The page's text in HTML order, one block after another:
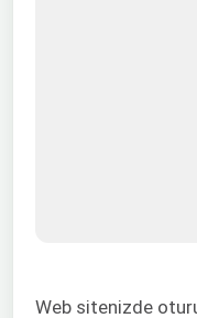
Web sitenizde